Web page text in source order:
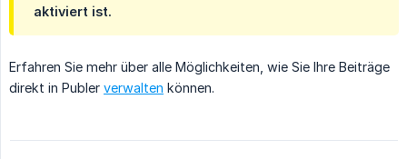
aktiviert ist.
Erfahren Sie mehr über alle Möglichkeiten, wie Sie Ihre Beiträge
direkt in Publer verwalten können.